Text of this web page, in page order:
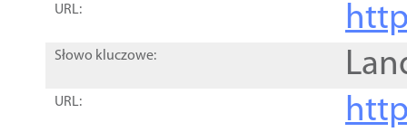
URL:
Słowo kluczowe:
URL: